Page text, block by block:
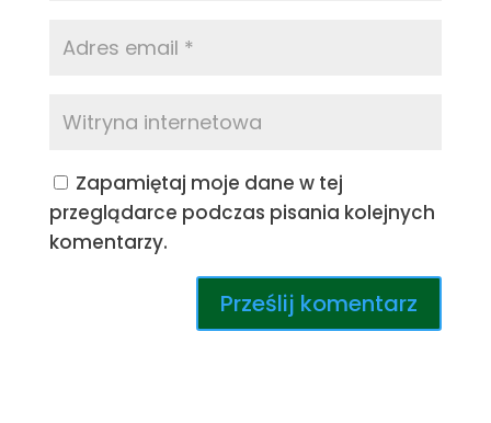
Zapamiętaj moje dane w tej
przeglądarce podczas pisania kolejnych
komentarzy.